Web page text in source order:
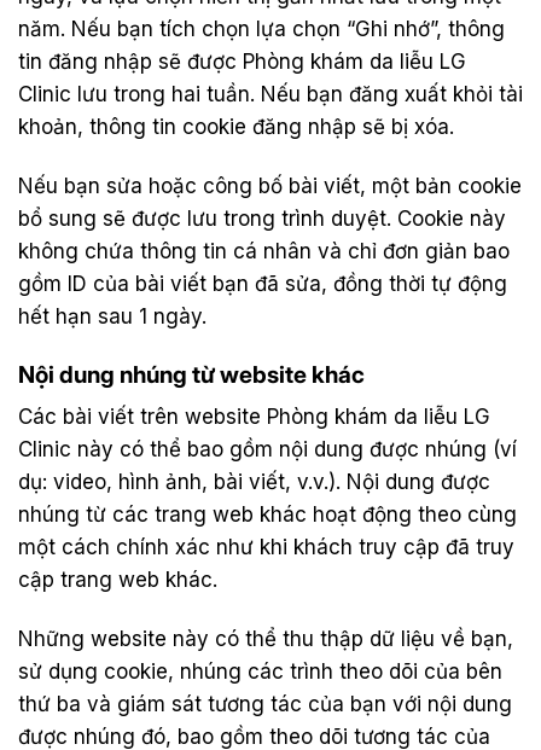
năm. Nếu bạn tích chọn lựa chọn “Ghi nhớ”, thông
tin đăng nhập sẽ được Phòng khám da liễu LG
Clinic lưu trong hai tuần. Nếu bạn đăng xuất khỏi tài
khoản, thông tin cookie đăng nhập sẽ bị xóa.
Nếu bạn sửa hoặc công bố bài viết, một bản cookie
bổ sung sẽ được lưu trong trình duyệt. Cookie này
không chứa thông tin cá nhân và chỉ đơn giản bao
gồm ID của bài viết bạn đã sửa, đồng thời tự động
hết hạn sau 1 ngày.
Nội dung nhúng từ website khác
Các bài viết trên website Phòng khám da liễu LG
Clinic này có thể bao gồm nội dung được nhúng (ví
dụ: video, hình ảnh, bài viết, v.v.). Nội dung được
nhúng từ các trang web khác hoạt động theo cùng
một cách chính xác như khi khách truy cập đã truy
cập trang web khác.
Những website này có thể thu thập dữ liệu về bạn,
sử dụng cookie, nhúng các trình theo dõi của bên
thứ ba và giám sát tương tác của bạn với nội dung
được nhúng đó, bao gồm theo dõi tương tác của